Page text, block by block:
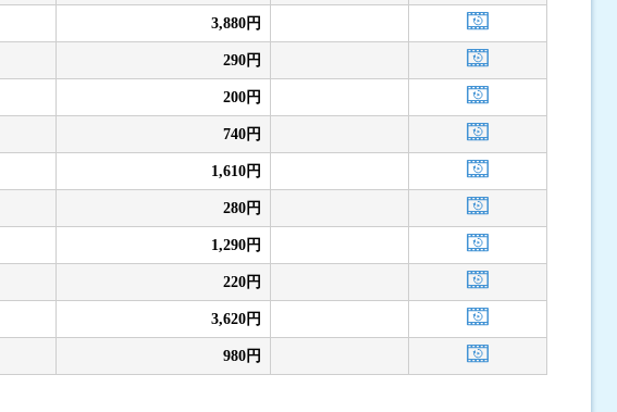
3,880円
290円
200円
740円
1,610円
280円
1,290円
220円
3,620円
980円